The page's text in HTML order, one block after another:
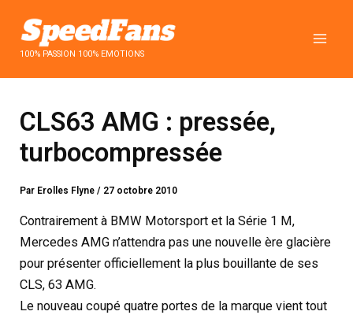
contenu100% PASSION 100% EMOTIONS
CLS63 AMG : pressée,
turbocompressée
Par Erolles Flyne/ 27 octobre 2010
Contrairement à BMW Motorsport et la Série 1 M,
Mercedes AMG n’attendra pas une nouvelle ère glacière
pour présenter officiellement la plus bouillante de ses
CLS, 63 AMG.
Le nouveau coupé quatre portes de la marque vient tout